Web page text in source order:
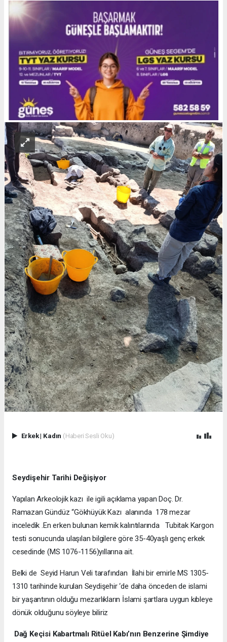
Erkek| Kadın (Haberi Sesli Oku)
Seydişehir Tarihi Değişiyor
Yapılan Arkeolojik kazı ile igili açıklama yapan Doç. Dr.
Ramazan Gündüz “Gökhüyük Kazı alanında 178 mezar
inceledik .En erken bulunan kemik kalıntılarında Tubitak Kargon
testi sonucunda ulaşılan bilgilere göre 35-40yaşlı genç erkek
cesedinde (MS 1076-1156)yıllarına ait.
Belki de Seyid Harun Veli tarafından İlahi bir emirle MS 1305-
1310 tarihinde kurulan Seydişehir ‘de daha önceden de islami
bir yaşantının olduğu mezarlıkların İslami şartlara uygun kıbleye
dönük olduğunu söyleye biliriz
Dağ Keçisi Kabartmalı Ritüel Kabı’nın Benzerine Şimdiye